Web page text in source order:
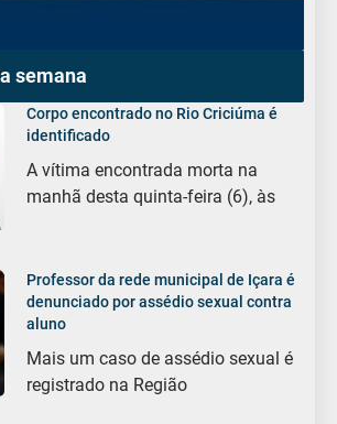
semana
Corpo encontrado no Rio Criciúma é
identificado
A vítima encontrada morta na
manhã desta quinta-feira (6), às
Professor da rede municipal de Içara é
denunciado por assédio sexual contra
aluno
Mais um caso de assédio sexual é
registrado na Região